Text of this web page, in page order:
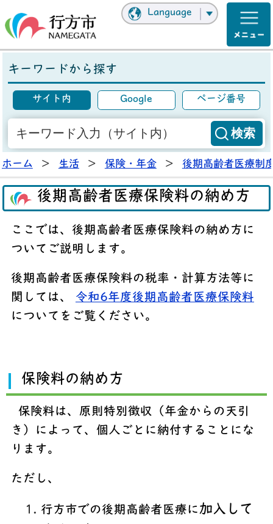
Language
キーワードから探す
サイト内 Google ページ番号
ホーム > 生活 > 保険・年金 > 後期高齢者医療制
後期高齢者医療保険料の納め方
ここでは、後期高齢者医療保険料の納め方に
ついてご説明します。
後期高齢者医療保険料の税率・計算方法等に
関しては、 令和6年度後期高齢者医療保険料
についてをご覧ください。
保険料の納め方
保険料は、原則特別徴収（年金からの天引
き）によって、個人ごとに納付することにな
ります。
ただし、
行方市での後期高齢者医療に加入して